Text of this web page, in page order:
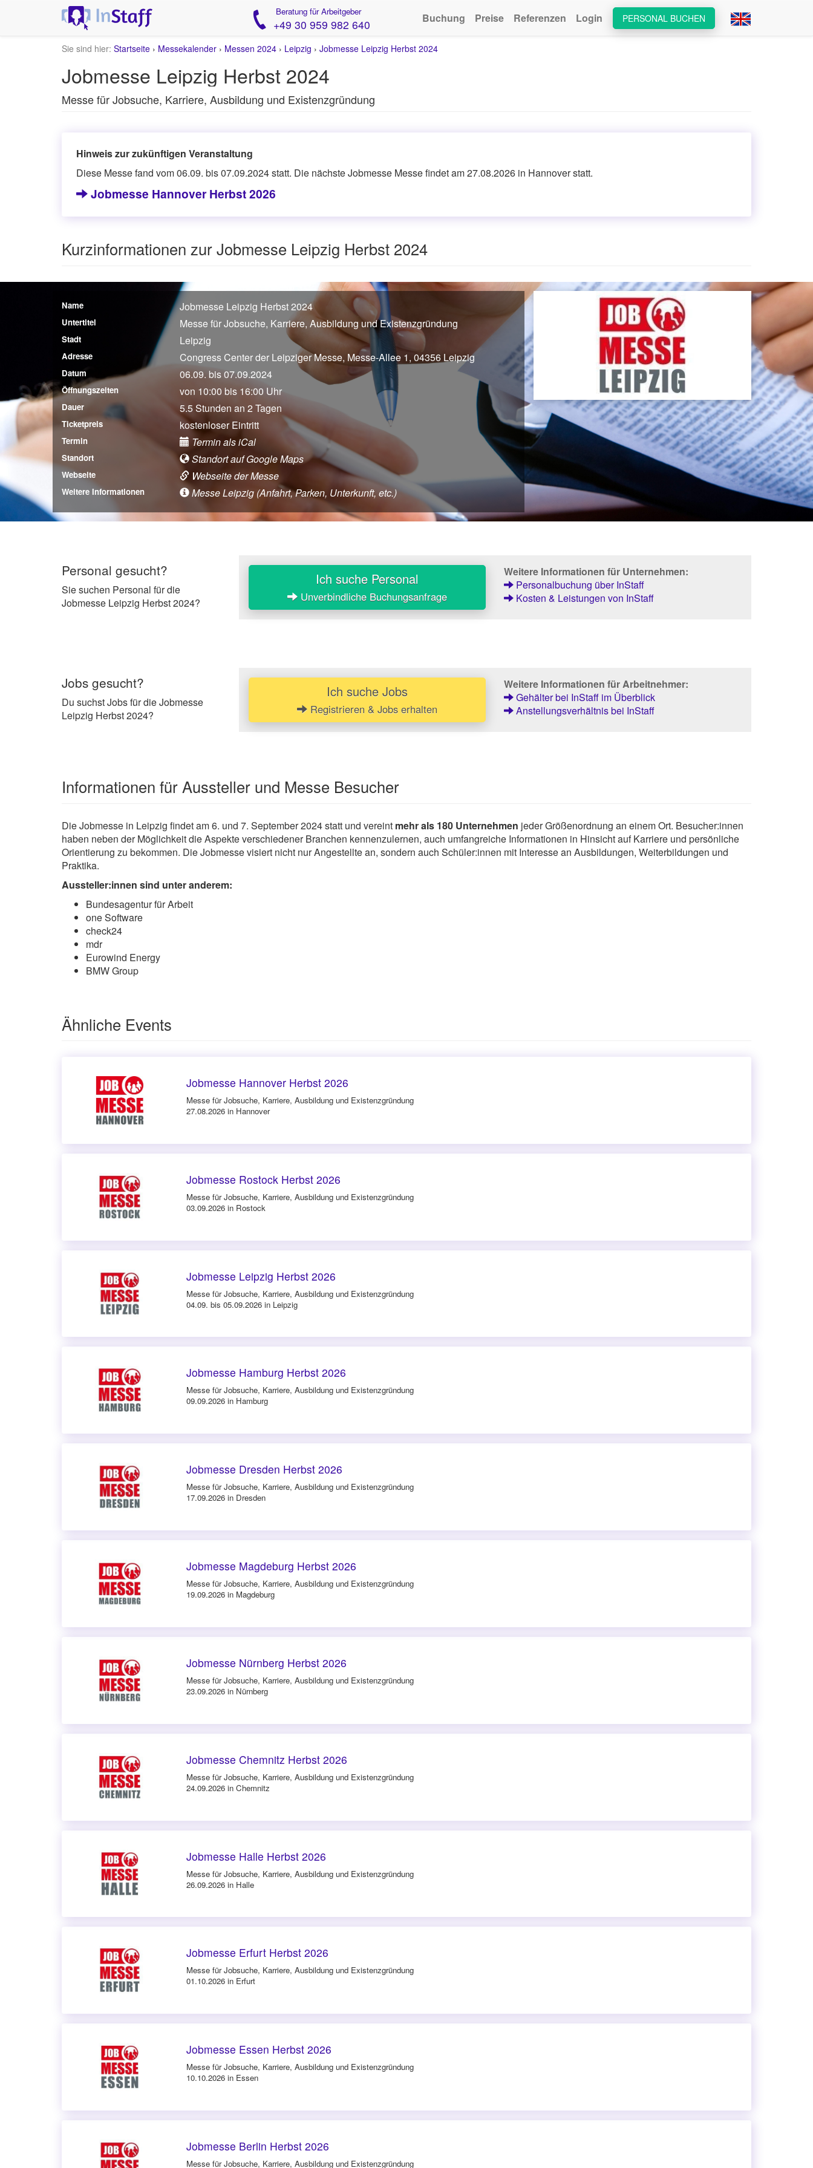
Beratung für Arbeitgeber
+49 30 959 982 640 PERSONAL BUCHEN
Buchung Preise Referenzen Login
Sie sind hier: Startseite › Messekalender › Messen 2024 › Leipzig › Jobmesse Leipzig Herbst 2024
Jobmesse Leipzig Herbst 2024
Messe für Jobsuche, Karriere, Ausbildung und Existenzgründung
Hinweis zur zukünftigen Veranstaltung
Diese Messe fand vom 06.09. bis 07.09.2024 statt. Die nächste Jobmesse Messe findet am 27.08.2026 in Hannover statt.
Jobmesse Hannover Herbst 2026
Kurzinformationen zur Jobmesse Leipzig Herbst 2024
Name Jobmesse Leipzig Herbst 2024
Untertitel Messe für Jobsuche, Karriere, Ausbildung und Existenzgründung
Stadt Leipzig
Adresse Congress Center der Leipziger Messe, Messe-Allee 1, 04356 Leipzig
Datum 06.09. bis 07.09.2024
Öffnungszeiten von 10:00 bis 16:00 Uhr
Dauer 5.5 Stunden an 2 Tagen
Ticketpreis kostenloser Eintritt
Termin Termin als iCal
Standort Standort auf Google Maps
Webseite Webseite der Messe
Weitere Informationen Messe Leipzig (Anfahrt, Parken, Unterkunft, etc.)
Personal gesucht?
Sie suchen Personal für die
Jobmesse Leipzig Herbst 2024?
Ich suche Personal
Unverbindliche Buchungsanfrage
Weitere Informationen für Unternehmen:
Personalbuchung über InStaff
Kosten & Leistungen von InStaff
Jobs gesucht?
Du suchst Jobs für die Jobmesse
Leipzig Herbst 2024?
Ich suche Jobs
Registrieren & Jobs erhalten
Weitere Informationen für Arbeitnehmer:
Gehälter bei InStaff im Überblick
Anstellungsverhältnis bei InStaff
Informationen für Aussteller und Messe Besucher
Die Jobmesse in Leipzig findet am 6. und 7. September 2024 statt und vereint mehr als 180 Unternehmen jeder Größenordnung an einem Ort. Besucher:innen
haben neben der Möglichkeit die Aspekte verschiedener Branchen kennenzulernen, auch umfangreiche Informationen in Hinsicht auf Karriere und persönliche
Orientierung zu bekommen. Die Jobmesse visiert nicht nur Angestellte an, sondern auch Schüler:innen mit Interesse an Ausbildungen, Weiterbildungen und
Praktika.
Aussteller:innen sind unter anderem:
Bundesagentur für Arbeit
one Software
check24
mdr
Eurowind Energy
BMW Group
Ähnliche Events
Jobmesse Hannover Herbst 2026
Messe für Jobsuche, Karriere, Ausbildung und Existenzgründung
27.08.2026 in Hannover
Jobmesse Rostock Herbst 2026
Messe für Jobsuche, Karriere, Ausbildung und Existenzgründung
03.09.2026 in Rostock
Jobmesse Leipzig Herbst 2026
Messe für Jobsuche, Karriere, Ausbildung und Existenzgründung
04.09. bis 05.09.2026 in Leipzig
Jobmesse Hamburg Herbst 2026
Messe für Jobsuche, Karriere, Ausbildung und Existenzgründung
09.09.2026 in Hamburg
Jobmesse Dresden Herbst 2026
Messe für Jobsuche, Karriere, Ausbildung und Existenzgründung
17.09.2026 in Dresden
Jobmesse Magdeburg Herbst 2026
Messe für Jobsuche, Karriere, Ausbildung und Existenzgründung
19.09.2026 in Magdeburg
Jobmesse Nürnberg Herbst 2026
Messe für Jobsuche, Karriere, Ausbildung und Existenzgründung
23.09.2026 in Nürnberg
Jobmesse Chemnitz Herbst 2026
Messe für Jobsuche, Karriere, Ausbildung und Existenzgründung
24.09.2026 in Chemnitz
Jobmesse Halle Herbst 2026
Messe für Jobsuche, Karriere, Ausbildung und Existenzgründung
26.09.2026 in Halle
Jobmesse Erfurt Herbst 2026
Messe für Jobsuche, Karriere, Ausbildung und Existenzgründung
01.10.2026 in Erfurt
Jobmesse Essen Herbst 2026
Messe für Jobsuche, Karriere, Ausbildung und Existenzgründung
10.10.2026 in Essen
Jobmesse Berlin Herbst 2026
Messe für Jobsuche, Karriere, Ausbildung und Existenzgründung